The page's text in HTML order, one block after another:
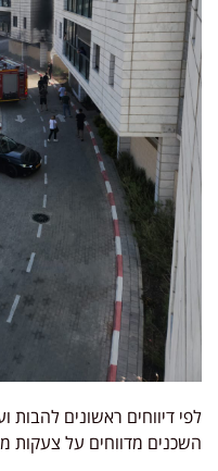
לפי דיווחים ראשונים להבות
השכנים מדווחים על צעקות